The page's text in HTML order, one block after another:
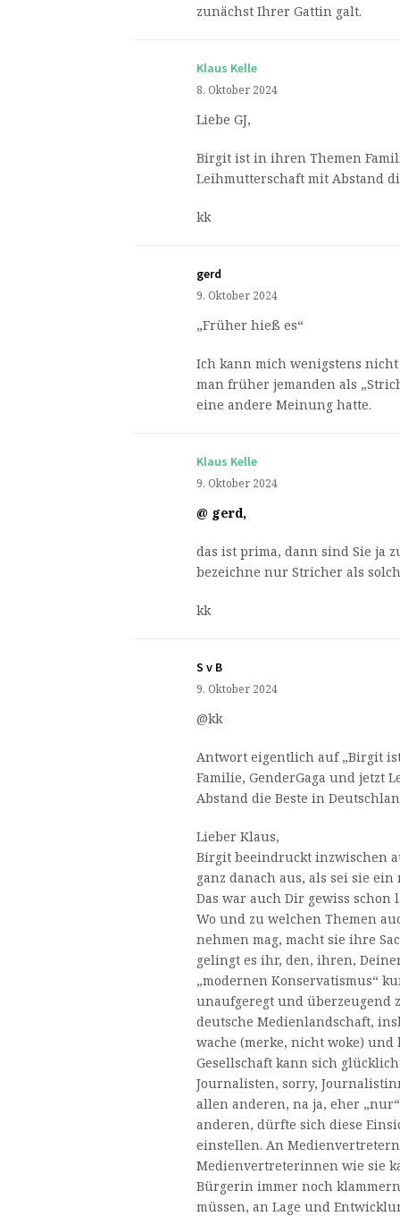
zunächst Ihrer Gattin galt.
Klaus Kelle
8. Oktober 2024
Liebe GJ,
Birgit ist in ihren Themen
Leihmutterschaft mit Abstand
kk
gerd
9. Oktober 2024
„Früher hieß es“
Ich kann mich wenigstens
man früher jemanden als
eine andere Meinung hatte.
Klaus Kelle
9. Oktober 2024
@ gerd,
das ist prima, dann sind Sie ja
bezeichne nur Stricher als
kk
S v B
9. Oktober 2024
@kk
Antwort eigentlich auf „Birgit
Familie, GenderGaga und jetzt
Abstand die Beste in
Lieber Klaus,
Birgit beeindruckt inzwischen
ganz danach aus, als sei sie
Das war auch Dir gewiss schon
Wo und zu welchen Themen
nehmen mag, macht sie ihre
gelingt es ihr, den, ihren,
„modernen Konservatismus“
unaufgeregt und überzeugend
deutsche Medienlandschaft,
wache (merke, nicht woke)
Gesellschaft kann sich
Journalisten, sorry,
allen anderen, na ja, eher
anderen, dürfte sich diese
einstellen. An
Medienvertreterinnen wie sie
Bürgerin immer noch
müssen, an Lage und